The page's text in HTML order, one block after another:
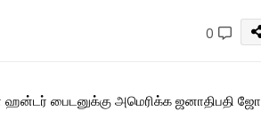
0
ஹன்டர் பைடனுக்கு அமெரிக்க ஜனாதிபதி ஜோ